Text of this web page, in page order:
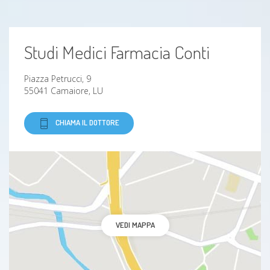
Deformità osteoarticolari
Piede equino
Talalgia plantare
Tendinite
Borsite
Sperone calcaneare
Studi Medici Farmacia Conti
Piazza Petrucci, 9
55041 Camaiore, LU
CHIAMA IL DOTTORE
VEDI MAPPA